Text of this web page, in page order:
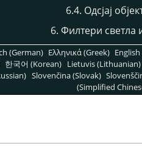
6.4. Одсјај
6. Филтери светла
(German) Ελληνικά (Greek) English
한국어 (Korean) Lietuvis (Lithuanian)
Slovenčina (Slovak)
(Simplified